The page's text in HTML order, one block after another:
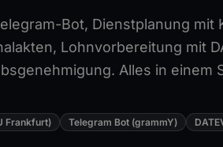
Bot, Dienstplanung mit
Lohnvorbereitung mit
Alles in einem
Frankfurt) Telegram Bot (grammY)